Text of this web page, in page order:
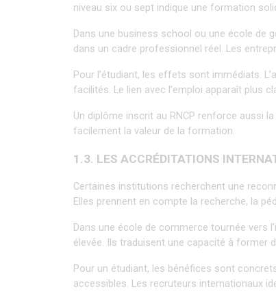
niveau six ou sept indique une formation
Dans une business school ou une école de
dans un cadre professionnel réel. Les
Pour l’étudiant, les effets sont immédiats.
facilités. Le lien avec l’emploi apparaît plus
Un diplôme inscrit au RNCP renforce aussi
facilement la valeur de la formation.
1.3. LES ACCRÉDITATIONS
Certaines institutions recherchent une
Elles prennent en compte la recherche, la
Dans une école de commerce tournée vers
élevée. Ils traduisent une capacité à former
Pour un étudiant, les bénéfices sont
accessibles. Les recruteurs internationaux